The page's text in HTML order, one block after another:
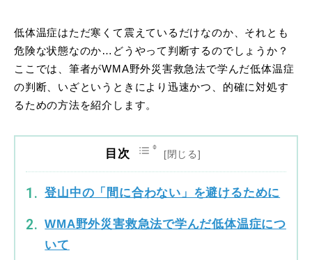
低体温症はただ寒くて震えているだけなのか、それとも
危険な状態なのか…どうやって判断するのでしょうか？
ここでは、筆者がWMA野外災害救急法で学んだ低体温症
の判断、いざというときにより迅速かつ、的確に対処す
るための方法を紹介します。
目次
登山中の「間に合わない」を避けるために
WMA野外災害救急法で学んだ低体温症につ
いて